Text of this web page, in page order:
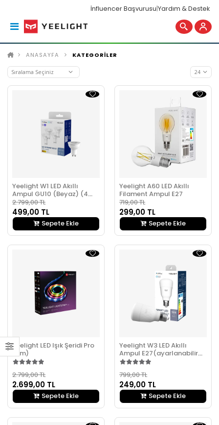
İnfluencer Başvurusu|Yardım & Destek
ANASAYFA KATEGORİLER
Yeelight W1 LED Akıllı
Ampul GU10 (Beyaz) (4
Adet)
2.799,00 TL
499,00 TL
Sepete Ekle
Yeelight A60 LED Akıllı
Filament Ampul E27
719,00 TL
299,00 TL
Sepete Ekle
Yeelight LED Işık Şeridi Pro
(2m)
2.799,00 TL
2.699,00 TL
Sepete Ekle
Yeelight W3 LED Akıllı
Ampul E27(ayarlanabilir
sarı)
799,00 TL
249,00 TL
Sepete Ekle